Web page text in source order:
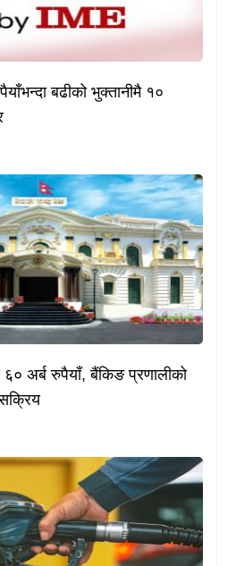
बढीको भुक्तानीमै १०
६० अर्ब रुपैयाँ, बैंकिङ प्रणालीको